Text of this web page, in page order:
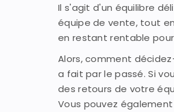
Il s'agit d'un équilibre
équipe de vente, tout
en restant rentable
Alors, comment
a fait par le passé. Si
des retours de votre
Vous pouvez